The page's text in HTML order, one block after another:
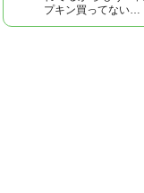
プキン買ってない…